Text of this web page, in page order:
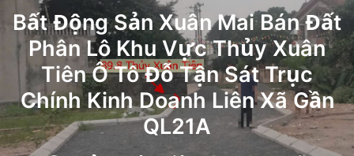
Bất Động Sản Xuân Mai Bán Đất
Phân Lô Khu Vực Thủy Xuân
Tiên Ô Tô Đỗ Tận Sát Trục
Chính Kinh Doanh Liên Xã Gần
QL21A